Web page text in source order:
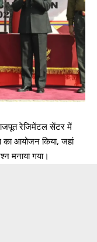
रेजिमेंटल सेंटर में
का आयोजन किया, जहां
मनाया गया।